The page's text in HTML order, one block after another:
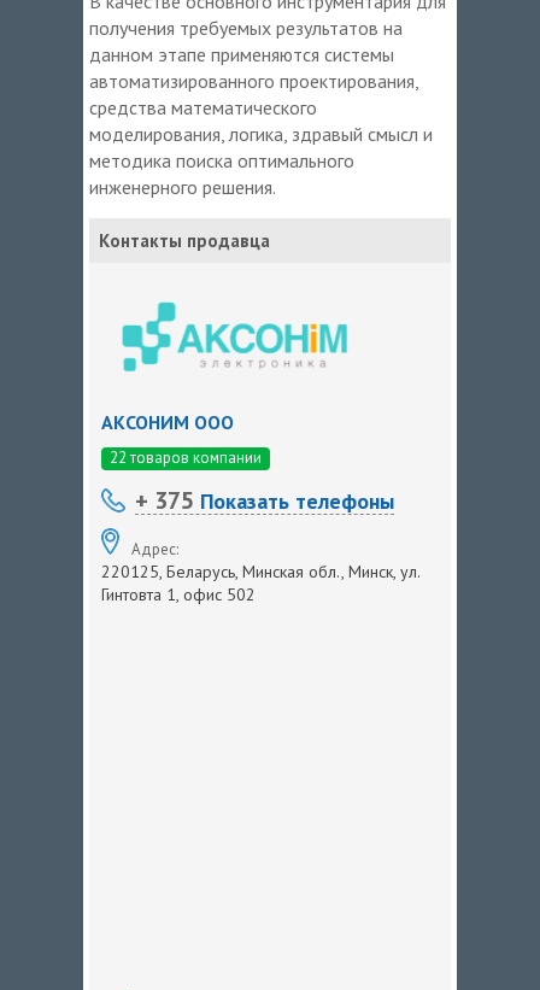
получения требуемых результатов на
данном этапе применяются системы
автоматизированного проектирования,
средства математического
моделирования, логика, здравый смысл и
методика поиска оптимального
инженерного решения.
Контакты продавца
АКСОНИМ ООО
22 товаров компании
+ 375 Показать телефоны
Адрес:
220125, Беларусь, Минская обл., Минск, ул.
Гинтовта 1, офис 502